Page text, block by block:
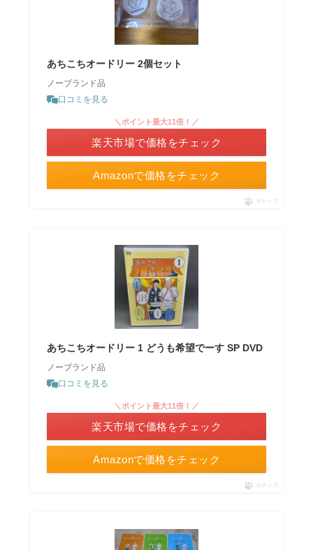
あちこちオードリー 2個セット
ノーブランド品
口コミを見る
Amazonで価格をチェック
＼ポイント最大11倍！／
楽天市場で価格をチェック
ポチップ
あちこちオードリー 1 どうも希望でーす SP DVD
ノーブランド品
口コミを見る
Amazonで価格をチェック
＼ポイント最大11倍！／
楽天市場で価格をチェック
ポチップ